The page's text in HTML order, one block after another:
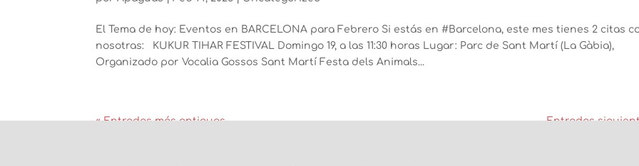
El Tema de hoy: Eventos en BARCELONA para Febrero Si estás en #Barcelona, este mes tienes 2 citas
nosotras: KUKUR TIHAR FESTIVAL Domingo 19, a las 11:30 horas Lugar: Parc de Sant Martí (La Gàbia),
Organizado por Vocalia Gossos Sant Martí Festa dels Animals...
« Entradas más antiguas Entradas